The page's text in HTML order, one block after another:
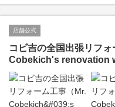
店舗公式
コビ吉の全国出張リフォ
Cobekich's renovation